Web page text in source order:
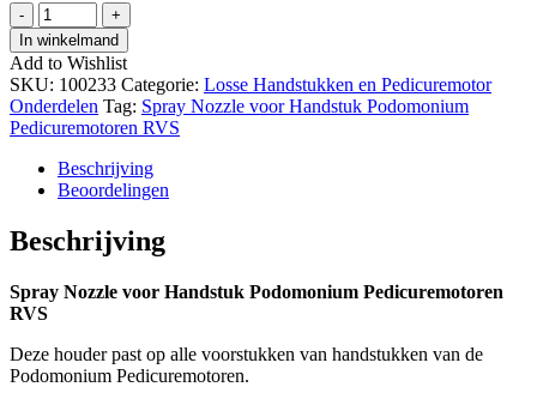
-
Spray
Nozzle
voor
Handstuk
Podomonium
Pedicuremotoren
RVS
hoeveelheid
+
In winkelmand
Add to Wishlist
SKU: 100233 Categorie: Losse Handstukken en Pedicuremotor
Onderdelen Tag: Spray Nozzle voor Handstuk Podomonium
Pedicuremotoren RVS
Beschrijving
Beoordelingen
Beschrijving
Spray Nozzle voor Handstuk Podomonium Pedicuremotoren
RVS
Deze houder past op alle voorstukken van handstukken van de
Podomonium Pedicuremotoren.